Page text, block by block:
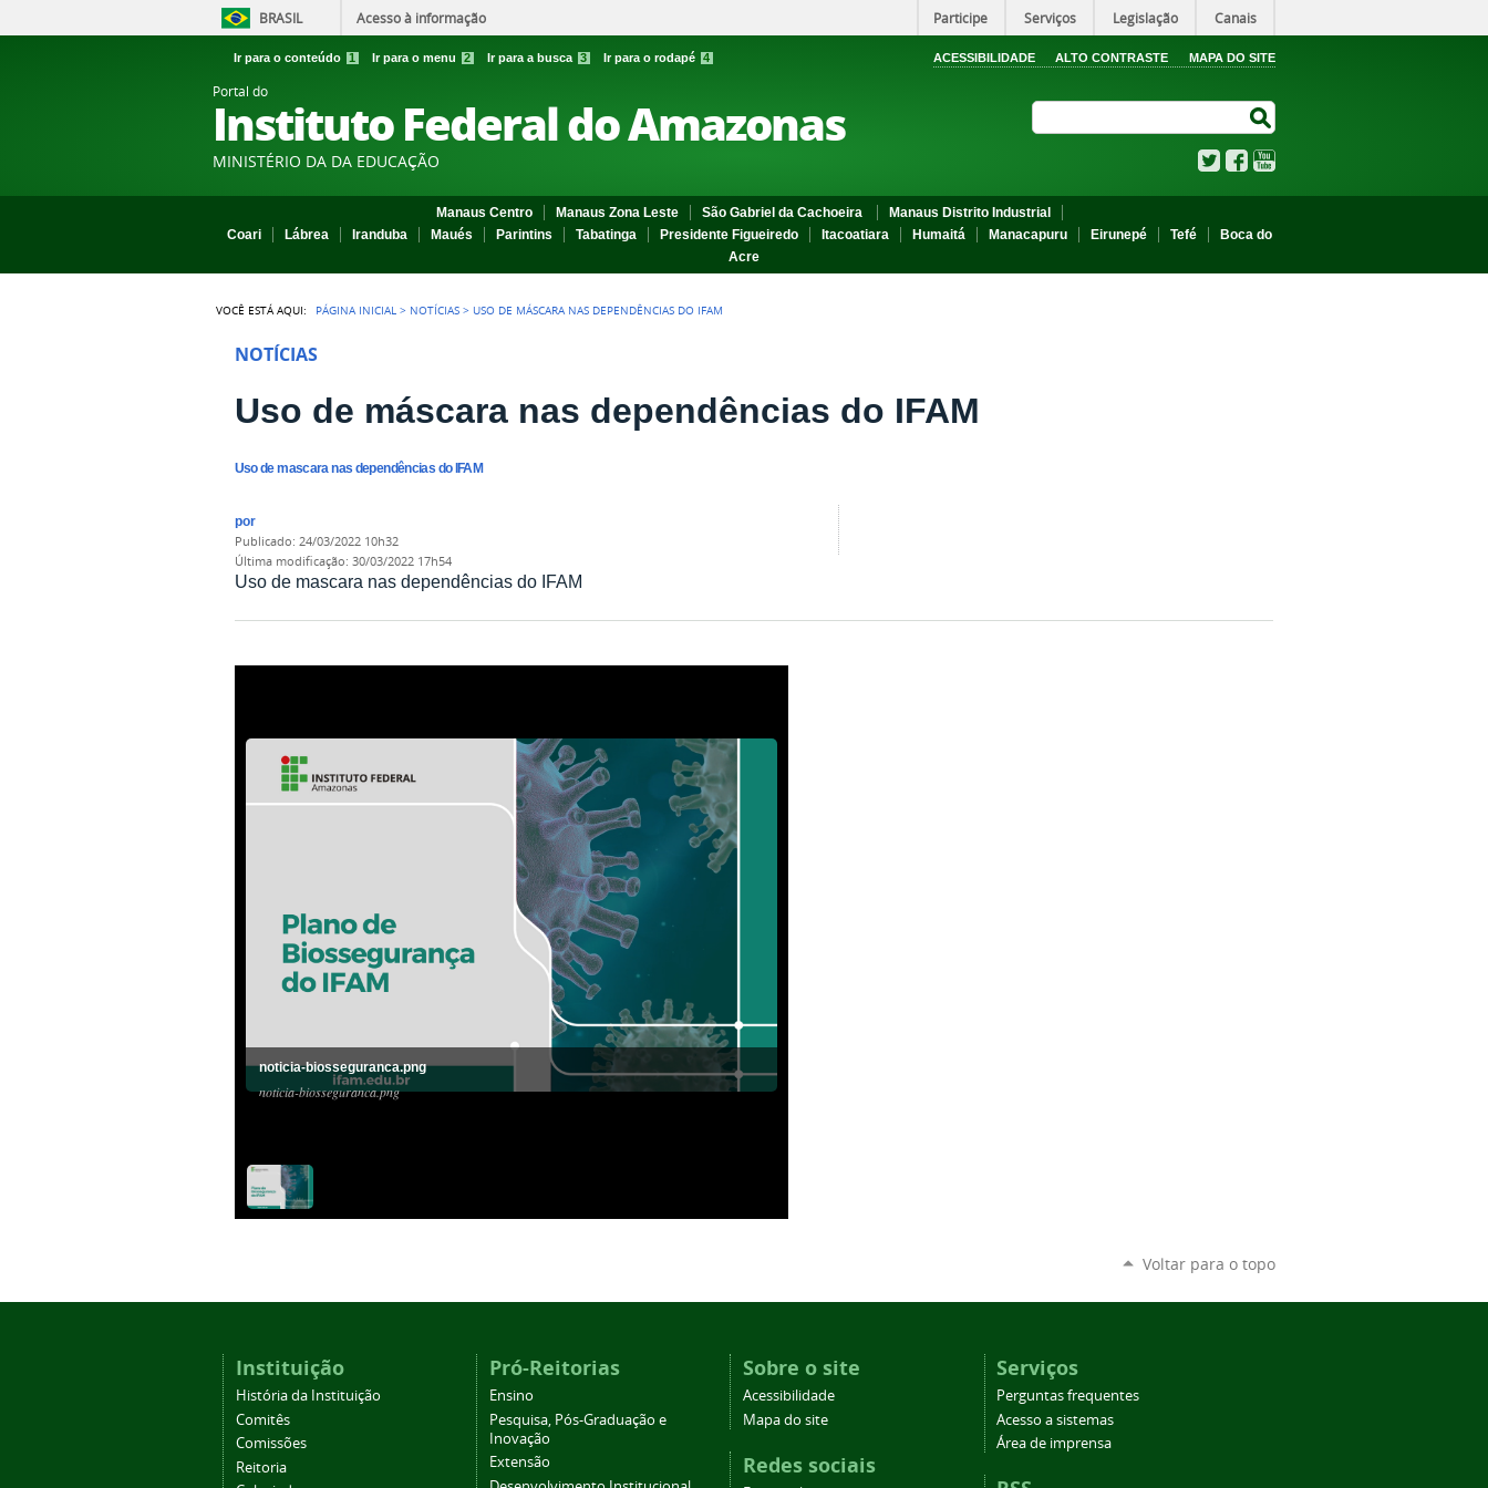
BRASIL Acesso à informação Participe Serviços Legislação Canais
Ir para o conteúdo 1 Ir para o menu 2 Ir para a busca 3 Ir para o rodapé 4 ACESSIBILIDADE ALTO CONTRASTE MAPA DO SITE
Portal do
Instituto Federal do Amazonas
MINISTÉRIO DA DA EDUCAÇÃO TwitterFacebook
Manaus Centro Manaus Zona Leste São Gabriel da Cachoeira
Manaus Distrito Industrial
Coari
Lábrea Iranduba Maués Parintins Tabatinga Presidente Figueiredo Itacoatiara Humaitá Manacapuru Eirunepé Tefé
Boca do
Acre
VOCÊ ESTÁ AQUI: PÁGINA INICIAL > NOTÍCIAS > USO DE MÁSCARA NAS DEPENDÊNCIAS DO IFAM
NOTÍCIAS
Uso de máscara nas dependências do IFAM
Uso de mascara nas dependências do IFAM
por
publicado: 24/03/2022 10h32
última modificação: 30/03/2022 17h54
Uso de mascara nas dependências do IFAM
noticia-biosseguranca.png
noticia-biosseguranca.png
Voltar para o topo
Instituição
História da Instituição
Comitês
Comissões
Reitoria
Pró-Reitorias
Ensino
Pesquisa, Pós-Graduação e
Inovação
Extensão
Sobre o site
Acessibilidade
Mapa do site
Redes sociais
Serviços
Perguntas frequentes
Acesso a sistemas
Área de imprensa